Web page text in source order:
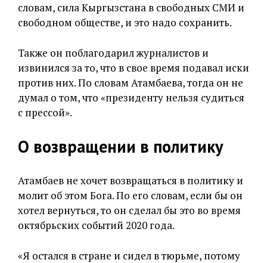
словам, сила Кыргызстана в свободных СМИ и
свободном обществе, и это надо сохранить.
Также он поблагодарил журналистов и
извинился за то, что в свое время подавал иски
против них. По словам Атамбаева, тогда он не
думал о том, что «президенту нельзя судиться
с прессой».
О возвращении в политику
Атамбаев не хочет возвращаться в политику и
молит об этом Бога. По его словам, если бы он
хотел вернуться, то он сделал бы это во время
октябрьских событий 2020 года.
«Я остался в стране и сидел в тюрьме, потому